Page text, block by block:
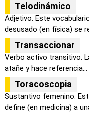
Telodinámico
Adjetivo. Este
desusado (en física) se
Transaccionar
Verbo activo transitivo.
atañe y hace referencia...
Toracoscopia
Sustantivo femenino.
define (en medicina) a